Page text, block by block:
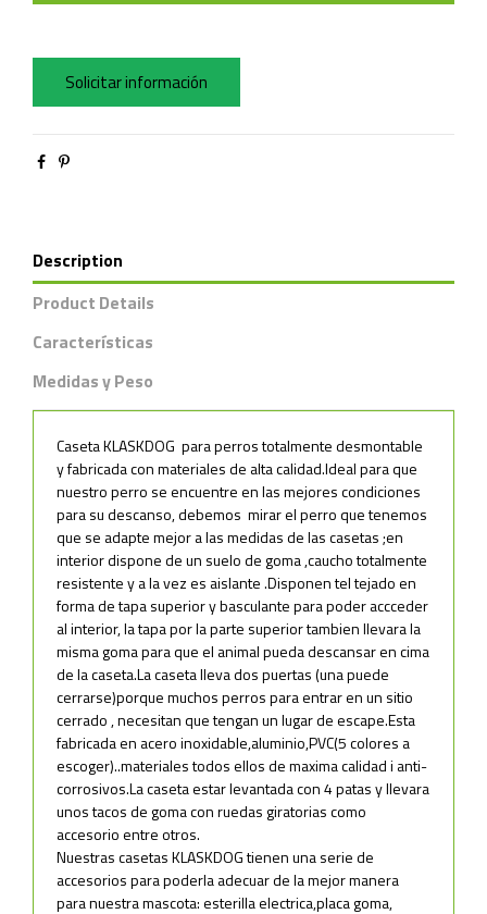
Solicitar información
Description
Product Details
Características
Medidas y Peso
Caseta KLASKDOG para perros totalmente desmontable
y fabricada con materiales de alta calidad.Ideal para que
nuestro perro se encuentre en las mejores condiciones
para su descanso, debemos mirar el perro que tenemos
que se adapte mejor a las medidas de las casetas ;en
interior dispone de un suelo de goma ,caucho totalmente
resistente y a la vez es aislante .Disponen tel tejado en
forma de tapa superior y basculante para poder accceder
al interior, la tapa por la parte superior tambien llevara la
misma goma para que el animal pueda descansar en cima
de la caseta.La caseta lleva dos puertas (una puede
cerrarse)porque muchos perros para entrar en un sitio
cerrado , necesitan que tengan un lugar de escape.Esta
fabricada en acero inoxidable,aluminio,PVC(5 colores a
escoger)..materiales todos ellos de maxima calidad i anti-
corrosivos.La caseta estar levantada con 4 patas y llevara
unos tacos de goma con ruedas giratorias como
accesorio entre otros.
Nuestras casetas KLASKDOG tienen una serie de
accesorios para poderla adecuar de la mejor manera
para nuestra mascota: esterilla electrica,placa goma,